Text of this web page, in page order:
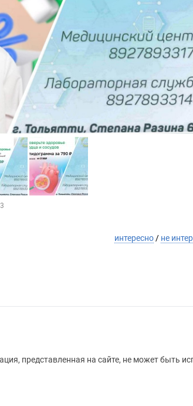
интересно / не
представленная на сайте, не может быть